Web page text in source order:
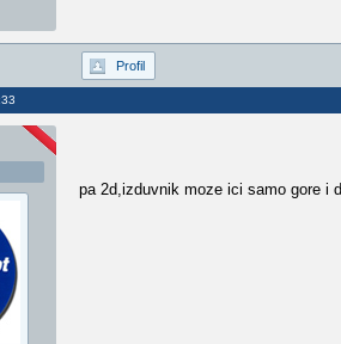
Profil
pa 2d,izduvnik moze ici samo gore i